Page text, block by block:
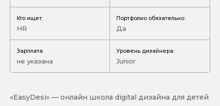
Кто ищет:
HR
Портфолио обязательно:
Да
Зарплата:
не указана
Уровень дизайнера:
Junior
«EasyDesi» — онлайн школа digital дизайна для детей